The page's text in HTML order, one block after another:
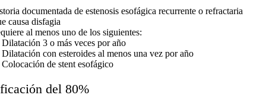
documentada de estenosis esofágica recurrente o refractaria
causa disfagia
al menos uno de los siguientes:
Dilatación 3 o más veces por año
Dilatación con esteroides al menos una vez por año
Colocación de stent esofágico
del 80%